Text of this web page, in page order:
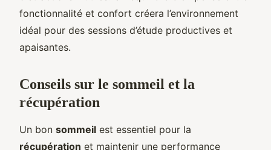
fonctionnalité et confort créera l’environnement
idéal pour des sessions d’étude productives et
apaisantes.
Conseils sur le sommeil et la
récupération
Un bon sommeil est essentiel pour la
récupération et maintenir une performance